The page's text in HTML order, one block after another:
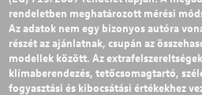
rendeletben meghatározott mérési
Az adatok nem egy bizonyos autóra
részét az ajánlatnak, csupán az
modellek között. Az
klímaberendezés, tetőcsomagtartó,
fogyasztási és kibocsátási értékekhez